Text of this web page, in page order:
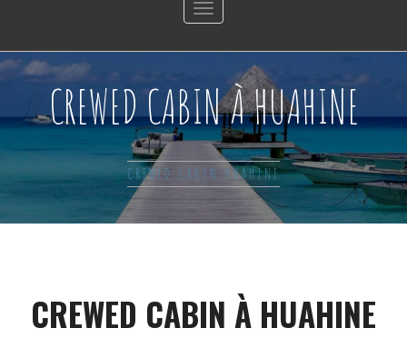
Toggle
navigation
CREWED CABIN À HUAHINE
CREWED CABIN HUAHINE
CREWED CABIN À HUAHINE